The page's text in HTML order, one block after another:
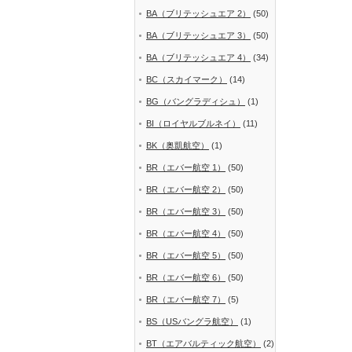
BA（ブリテッシュエア 2） (50)
BA（ブリテッシュエア 3） (50)
BA（ブリテッシュエア 4） (34)
BC（スカイマーク） (14)
BG（バングラディシュ） (1)
BI（ロイヤルブルネイ） (11)
BK（奥凱航空） (1)
BR（エバー航空 1） (50)
BR（エバー航空 2） (50)
BR（エバー航空 3） (50)
BR（エバー航空 4） (50)
BR（エバー航空 5） (50)
BR（エバー航空 6） (50)
BR（エバー航空 7） (5)
BS（USバングラ航空） (1)
BT（エアバルティック航空） (2)